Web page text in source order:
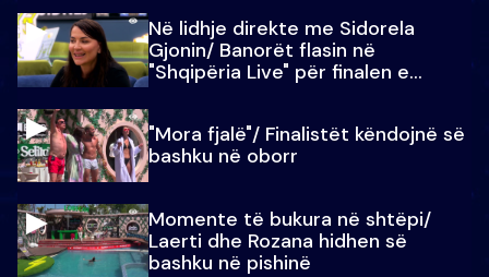
Në lidhje direkte me Sidorela
Gjonin/ Banorët flasin në
"Shqipëria Live" për finalen e
"Mora fjalë"/ Finalistët këndojnë së
bashku në oborr
Momente të bukura në shtëpi/
Laerti dhe Rozana hidhen së
bashku në pishinë